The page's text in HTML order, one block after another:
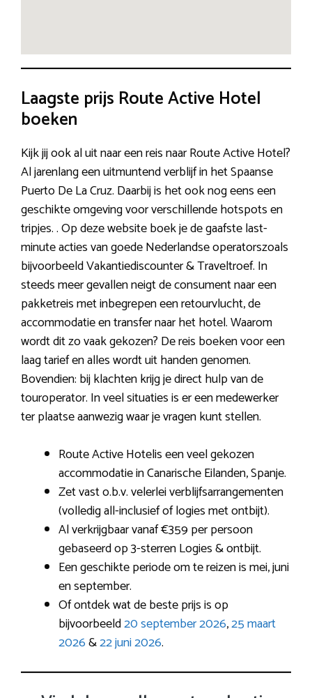
Laagste prijs Route Active Hotel
boeken
Kijk jij ook al uit naar een reis naar Route Active Hotel?
Al jarenlang een uitmuntend verblijf in het Spaanse
Puerto De La Cruz. Daarbij is het ook nog eens een
geschikte omgeving voor verschillende hotspots en
tripjes. . Op deze website boek je de gaafste last-
minute acties van goede Nederlandse operatorszoals
bijvoorbeeld Vakantiediscounter & Traveltroef. In
steeds meer gevallen neigt de consument naar een
pakketreis met inbegrepen een retourvlucht, de
accommodatie en transfer naar het hotel. Waarom
wordt dit zo vaak gekozen? De reis boeken voor een
laag tarief en alles wordt uit handen genomen.
Bovendien: bij klachten krijg je direct hulp van de
touroperator. In veel situaties is er een medewerker
ter plaatse aanwezig waar je vragen kunt stellen.
Route Active Hotelis een veel gekozen
accommodatie in Canarische Eilanden, Spanje.
Zet vast o.b.v. velerlei verblijfsarrangementen
(volledig all-inclusief of logies met ontbijt).
Al verkrijgbaar vanaf €359 per persoon
gebaseerd op 3-sterren Logies & ontbijt.
Een geschikte periode om te reizen is mei, juni
en september.
Of ontdek wat de beste prijs is op
bijvoorbeeld20 september 2026,25 maart
2026&22 juni 2026.